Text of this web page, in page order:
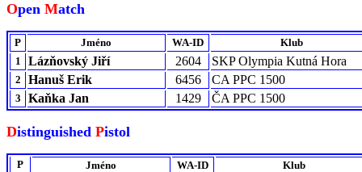
Open Match
P Jméno WA-ID
Klub
1
Lázňovský Jiří 2604 SKP Olympia Kutná Hora
2 Hanuš Erik 6456 CA PPC 1500
3 Kaňka Jan 1429 ČA PPC 1500
Distinguished Pistol
P Jméno WA-ID
Klub